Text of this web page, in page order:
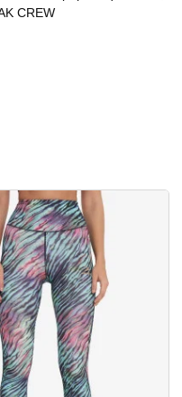
CREW